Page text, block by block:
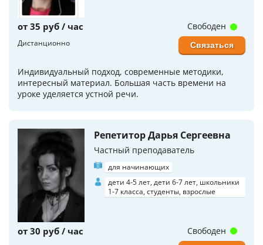
от 35 руб / час
Дистанционно
Индивидуальный подход, современные методики,
интересный материал. Большая часть времени на
уроке уделяется устной речи.
Свободен
Связаться
Репетитор Дарья Сергеевна
Частный преподаватель
для начинающих
дети 4-5 лет, дети 6-7 лет, школьники
1-7 класса, студенты, взрослые
от 30 руб / час Свободен